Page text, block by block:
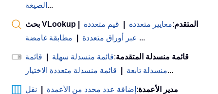
الصيغة ...
بحث VLookup المتقدم:معايير متعددة قيم متعددة
عبر أوراق متعددة
مطابقة غامضة ...
قائمة منسدلة المتقدمة:قائمة منسدلة سهلة
قائمة
منسدلة تابعة
قائمة منسدلة متعددة الاختيار ...
مدير الأعمدة: إضافة عدد محدد من الأعمدة
نقل